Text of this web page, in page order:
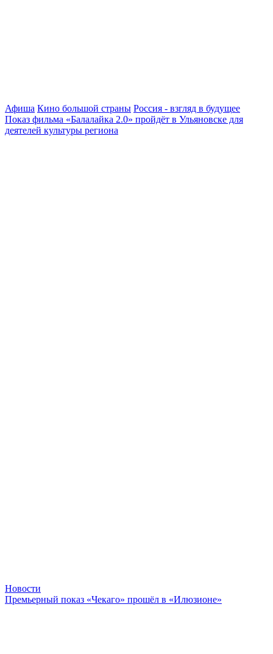
Афиша Кино большой страны Россия - взгляд в будущее
Показ фильма «Балалайка 2.0» пройдёт в Ульяновске для
деятелей культуры региона
Новости
Премьерный показ «Чекаго» прошёл в «Илюзионе»